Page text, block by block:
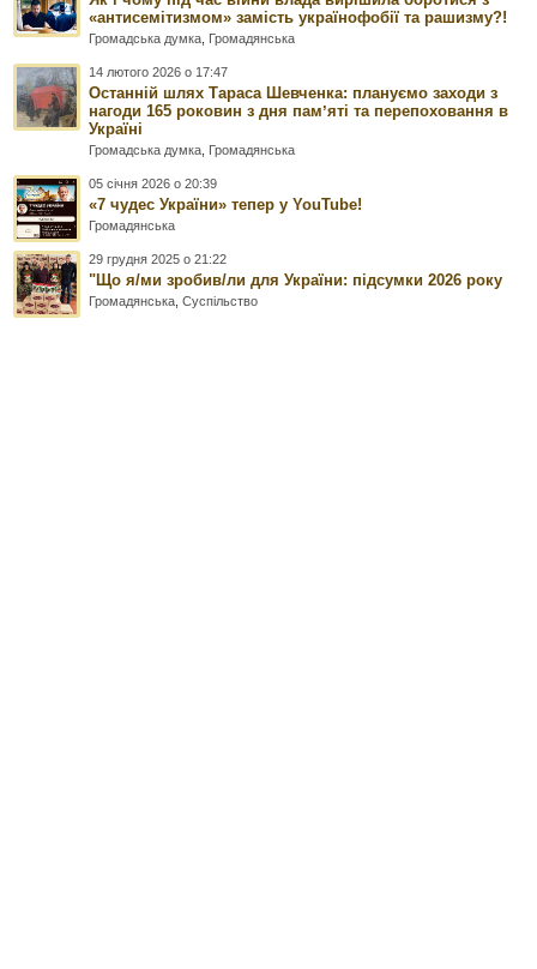
«антисемітизмом» замість українофобії та рашизму?!
Громадська думка Громадянська
14 лютого 2026 о 17:47
Останній шлях Тараса Шевченка: плануємо заходи з
нагоди 165 роковин з дня памʼяті та перепоховання в
Україні
Громадська думка Громадянська
05 січня 2026 о 20:39
«7 чудес України» тепер у YouTube!
Громадянська
29 грудня 2025 о 21:22
"Що я/ми зробив/ли для України: підсумки 2026 року
Громадянська ,Суспільство